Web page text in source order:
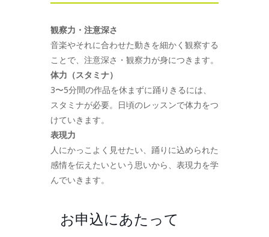
観察力・注意深さ
音楽やそれに合わせた動きを細かく観察する
ことで、注意深さ・観察力が身につきます。
体力（スタミナ）
3〜5分間の作品を休まずに踊りきるには、
スタミナが必要。日頃のレッスンで体力をつ
けていきます。
表現力
人にかっこよく見せたい、踊りに込められた
感情を伝えたいという思いから、表現力を学
んでいきます。
お申込にあたって